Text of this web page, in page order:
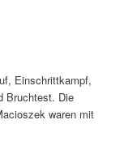
Einschrittkampf,
Bruchtest. Die
waren mit